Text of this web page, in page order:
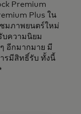
Premium
Plus ใน
มภาพยนตร์ใหม่
บความนิยม
อีกมากมาย มี
รมีสิทธิ์รับ ทั้งนี้